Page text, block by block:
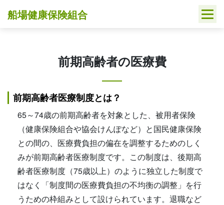
船場健康保険組合
前期高齢者の医療費
前期高齢者医療制度とは？
65～74歳の前期高齢者を対象とした、被用者保険
（健康保険組合や協会けんぽなど）と国民健康保険
との間の、医療費負担の偏在を調整するためのしく
みが前期高齢者医療制度です。この制度は、後期高
齢者医療制度（75歳以上）のように独立した制度で
はなく「制度間の医療費負担の不均衡の調整」を行
うための枠組みとして設けられています。退職など